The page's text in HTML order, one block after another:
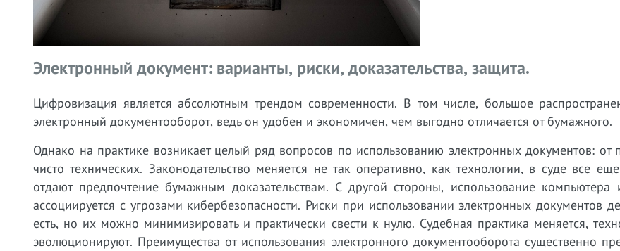
Электронный документ: варианты, риски, доказательства, защита.
Цифровизация является абсолютным трендом современности. В том числе, большое
электронный документооборот, ведь он удобен и экономичен, чем выгодно отличается от бумажного.
Однако на практике возникает целый ряд вопросов по использованию электронных документов: от
чисто технических. Законодательство меняется не так оперативно, как технологии, в суде все
отдают предпочтение бумажным доказательствам. С другой стороны, использование компьютера
ассоциируется с угрозами кибербезопасности. Риски при использовании электронных документов
есть, но их можно минимизировать и практически свести к нулю. Судебная практика меняется,
эволюционируют. Преимущества от использования электронного документооборота существенно